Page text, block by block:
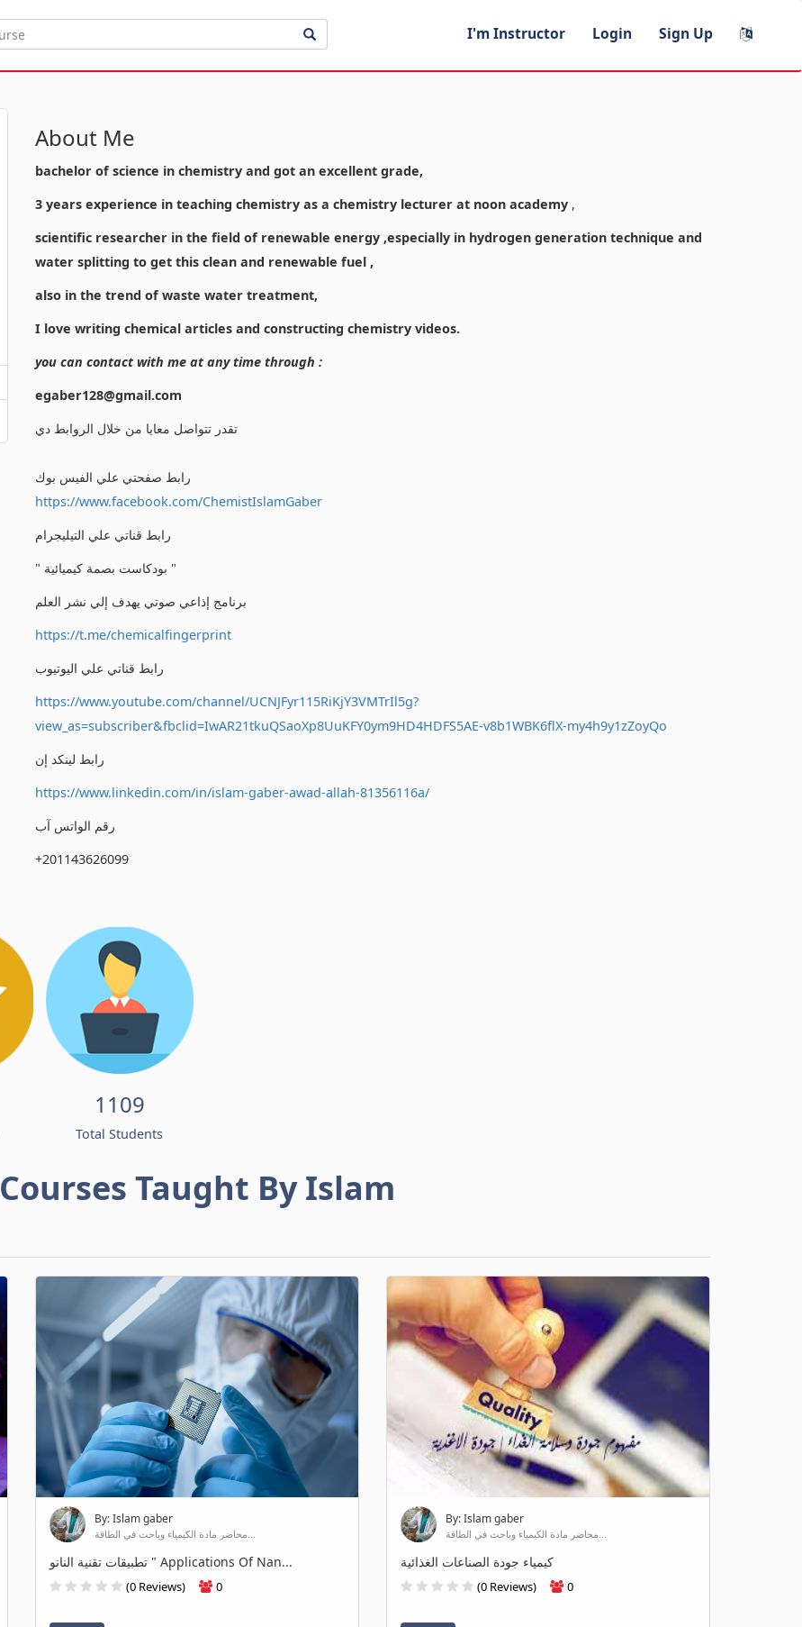
I'm Instructor Login Sign Up
About Me
bachelor of science in chemistry and got an excellent grade,
3 years experience in teaching chemistry as a chemistry lecturer at noon academy ,
scientific researcher in the field of renewable energy ,especially in hydrogen generation technique and
water splitting to get this clean and renewable fuel ,
also in the trend of waste water treatment,
I love writing chemical articles and constructing chemistry videos.
you can contact with me at any time through :
egaber128@gmail.com
تقدر تتواصل معايا من خلال الروابط دي
رابط صفحتي علي الفيس بوك
https://www.facebook.com/ChemistIslamGaber
رابط قناتي علي التيليجرام
" بودكاست بصمة كيميائية "
برنامج إذاعي صوتي يهدف إلي نشر العلم
https://t.me/chemicalfingerprint
رابط قناتي علي اليوتيوب
https://www.youtube.com/channel/UCNJFyr115RiKjY3VMTrIl5g?
view_as=subscriber&fbclid=IwAR21tkuQSaoXp8UuKFY0ym9HD4HDFS5AE-v8b1WBK6flX-my4h9y1zZoyQo
رابط لينكد إن
https://www.linkedin.com/in/islam-gaber-awad-allah-81356116a/
رقم الواتس آب
+201143626099
1109
Total Students
Courses Taught By Islam
By: Islam gaber
تطبيقات تقنية النانو " Applications Of Nan...
(0 Reviews) 0
By: Islam gaber
كيمياء جودة الصناعات الغذائية
(0 Reviews) 0